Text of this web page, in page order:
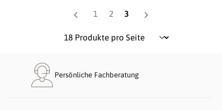
Seite
1 Seite
2 Seite
3
Persönliche Fachberatung